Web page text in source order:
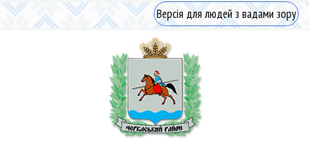
Версія для людей з вадами зору